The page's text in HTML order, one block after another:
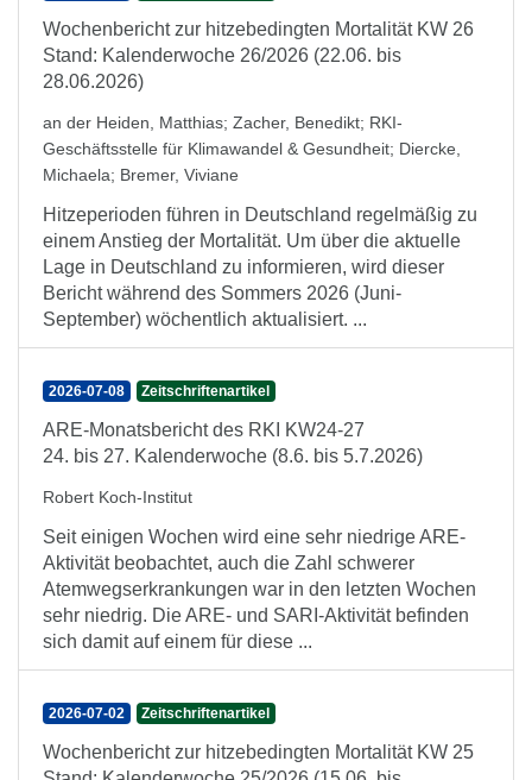
Wochenbericht zur hitzebedingten Mortalität KW 26
Stand: Kalenderwoche 26/2026 (22.06. bis
28.06.2026)
an der Heiden, Matthias; Zacher, Benedikt; RKI-
Geschäftsstelle für Klimawandel & Gesundheit; Diercke,
Michaela; Bremer, Viviane
Hitzeperioden führen in Deutschland regelmäßig zu
einem Anstieg der Mortalität. Um über die aktuelle
Lage in Deutschland zu informieren, wird dieser
Bericht während des Sommers 2026 (Juni-
September) wöchentlich aktualisiert. ...
2026-07-08 Zeitschriftenartikel
ARE-Monatsbericht des RKI KW24-27
24. bis 27. Kalenderwoche (8.6. bis 5.7.2026)
Robert Koch-Institut
Seit einigen Wochen wird eine sehr niedrige ARE-
Aktivität beobachtet, auch die Zahl schwerer
Atemwegserkrankungen war in den letzten Wochen
sehr niedrig. Die ARE- und SARI-Aktivität befinden
sich damit auf einem für diese ...
2026-07-02 Zeitschriftenartikel
Wochenbericht zur hitzebedingten Mortalität KW 25